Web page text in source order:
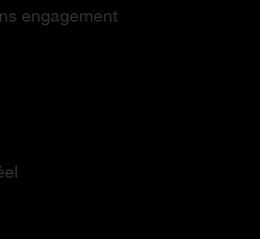
engagement